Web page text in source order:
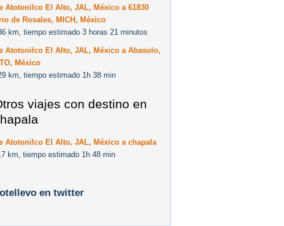
Atotonilco El Alto, JAL, México a 61830
de Rosales, MICH, México
km, tiempo estimado 3 horas 21 minutos
Atotonilco El Alto, JAL, México a Abasolo,
México
km, tiempo estimado 1h 38 min
viajes con destino en
Atotonilco El Alto, JAL, México a chapala
km, tiempo estimado 1h 48 min
en twitter